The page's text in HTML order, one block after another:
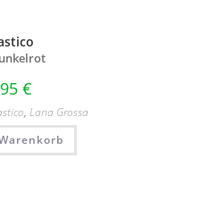
€
, Lana Grossa